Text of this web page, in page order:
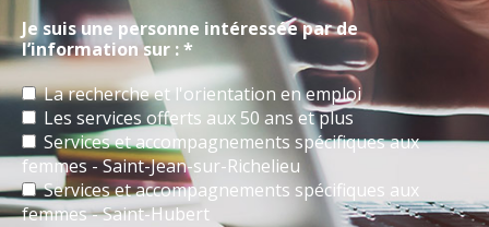
Je suis une personne intéressée par de
l’information sur : *
La recherche et l'orientation en emploi
Les services offerts aux 50 ans et plus
Services et accompagnements spécifiques aux
femmes - Saint-Jean-sur-Richelieu
Services et accompagnements spécifiques aux
femmes - Saint-Hubert